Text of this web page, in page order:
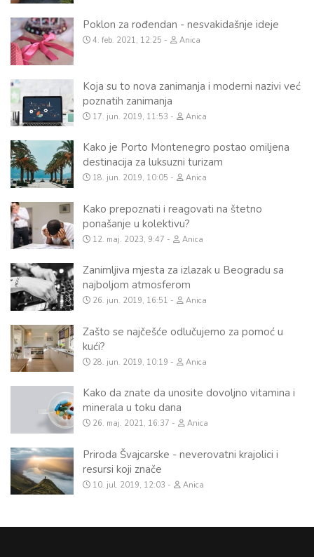
Poklon za rođendan - nesvakidašnje ideje
4. feb. 2021, 12:25 Anica
Koja su to nova zanimanja i moderni nazivi već
poznatih zanimanja
17. jun. 2019, 11:53 Anica
Kako je Porto Montenegro postao omiljena
destinacija za luksuzni turizam
18. jun. 2019, 10:05 Anica
Kako prepoznati i reagovati na štetno
ponašanje u kolektivu?
12. maj. 2023, 9:47 Anica
Zanimljiva mjesta za izlazak u Beogradu sa
najboljom atmosferom
26. jun. 2019, 16:51 Anica
Zašto se najčešće odlučujemo za pomoć u
kući?
28. jun. 2019, 10:19 Anica
Kako da znate da unosite dovoljno vitamina i
minerala u toku dana
26. maj. 2021, 16:37 Anica
Priroda Švajcarske - neverovatni krajolici i
resursi koji znače
10. jul. 2019, 12:03 Anica